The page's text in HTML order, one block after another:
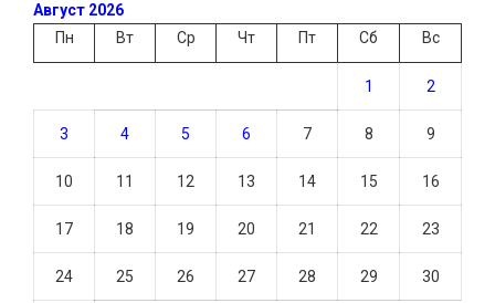
Август 2026
Пн
Вт Ср Чт Пт Сб Вс
1 2
3 4 5 6 7 8 9
10 11 12 13 14 15 16
17 18 19 20 21 22 23
24 25 26 27 28 29 30